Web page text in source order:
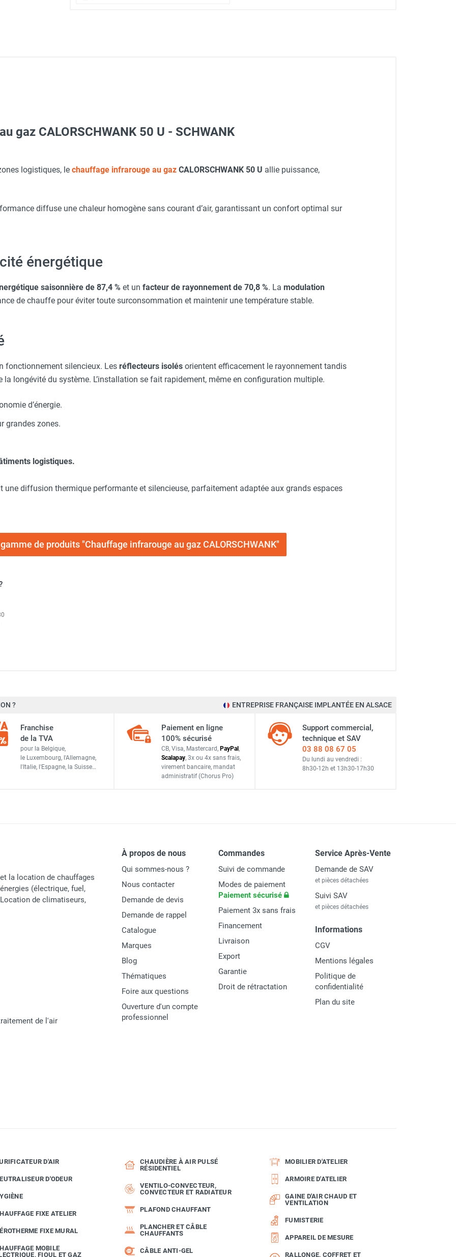
- SCHWANK
XL - HUSQVARNA
M - HUSQVARNA
gaz CALORSCHWANK 50 U - SCHWANK
logistiques, le chauffage infrarouge au gaz CALORSCHWANK 50 U allie puissance,
diffuse une chaleur homogène sans courant d’air, garantissant un confort optimal sur
énergétique
saisonnière de 87,4 % et un facteur de rayonnement de 70,8 %. La modulation
de chauffe pour éviter toute surconsommation et maintenir une température stable.
fonctionnement silencieux. Les réflecteurs isolés orientent efficacement le rayonnement tandis
la longévité du système. L’installation se fait rapidement, même en configuration multiple.
d’énergie.
grandes zones.
logistiques.
une diffusion thermique performante et silencieuse, parfaitement adaptée aux grands espaces
de produits "Chauffage infrarouge au gaz CALORSCHWANK"
4,92 m³/h
3,81 m³/h
221 kg
230 V - 50 Hz
Allumage et contrôle d'ionisation par boîtier IC
CALORSCHWANK
15 U - SCHWANK
? ENTREPRISE FRANÇAISE IMPLANTÉE EN ALSACE
Franchise
de la TVA
pour la Belgique,
le Luxembourg, l'Allemagne,
l'Italie, l'Espagne, la Suisse…
Paiement en ligne
100% sécurisé
CB, Visa, Mastercard, PayPal ,
Scalapay, 3x ou 4x sans frais,
virement bancaire, mandat
administratif (Chorus Pro)
Support commercial,
technique et SAV
03 88 08 67 05
Du lundi au vendredi :
8h30-12h et 13h30-17h30
la location de chauffages
(électrique, fuel,
de climatiseurs,
de l'air
À propos de nous
Qui sommes-nous ?
Nous contacter
Demande de devis
Demande de rappel
Catalogue
Marques
Blog
Thématiques
Foire aux questions
Ouverture d'un compte
professionnel
Commandes
Suivi de commande
Modes de paiement
Paiement sécurisé
Paiement 3x sans frais
Financement
Livraison
Export
Garantie
Droit de rétractation
Service Après-Vente
Demande de SAV
et pièces détachées
Suivi SAV
et pièces détachées
Informations
CGV
Mentions légales
Politique de
confidentialité
Plan du site
D'AIR
D'ODEUR
FIXE ATELIER
FIXE MURAL
MOBILE
FIOUL ET GAZ
CHAUDIÈRE À AIR PULSÉ
RÉSIDENTIEL
VENTILO-CONVECTEUR,
CONVECTEUR ET RADIATEUR
PLAFOND CHAUFFANT
PLANCHER ET CÂBLE
CHAUFFANTS
CÂBLE ANTI-GEL
MOBILIER D'ATELIER
ARMOIRE D'ATELIER
GAINE D'AIR CHAUD ET
VENTILATION
FUMISTERIE
APPAREIL DE MESURE
RALLONGE, COFFRET ET